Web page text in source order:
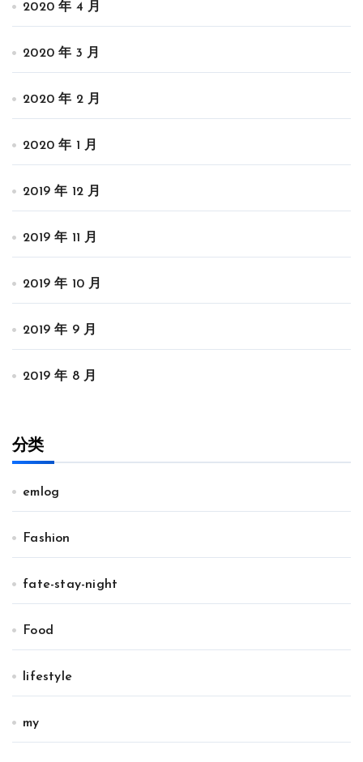
2020 年 4 月
2020 年 3 月
2020 年 2 月
2020 年 1 月
2019 年 12 月
2019 年 11 月
2019 年 10 月
2019 年 9 月
2019 年 8 月
分类
emlog
Fashion
fate-stay-night
Food
lifestyle
my